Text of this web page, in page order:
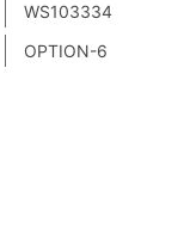
WS103334
OPTION-6